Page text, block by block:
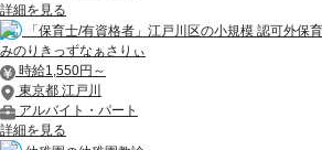
詳細を見る
「保育士/有資格者」江戸川区の小規模 認可外保
みのりきっずなぁさりぃ
時給1,550円～
東京都 江戸川
アルバイト・パート
詳細を見る